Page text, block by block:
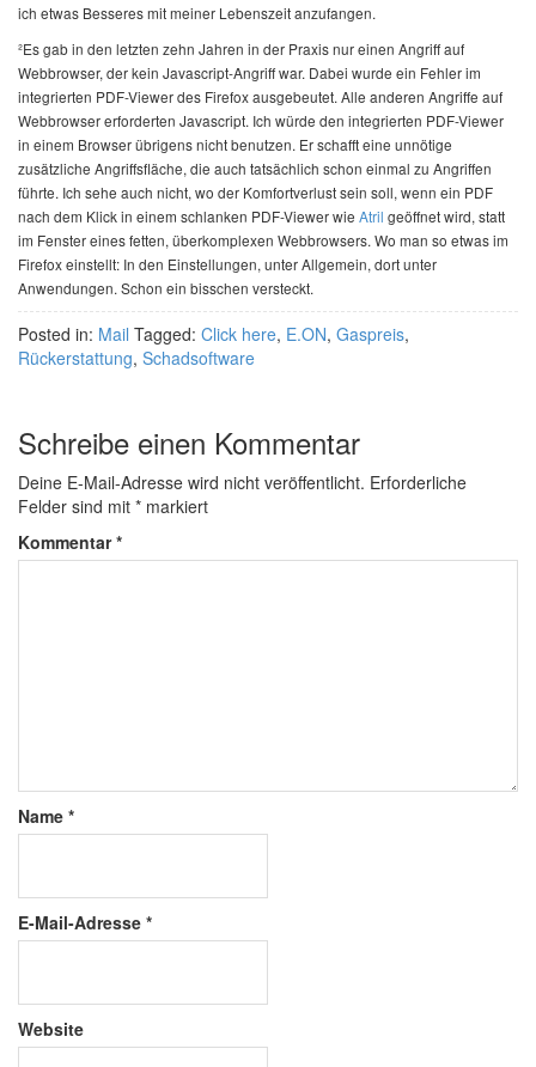
ich etwas Besseres mit meiner Lebenszeit anzufangen.
²Es gab in den letzten zehn Jahren in der Praxis nur einen Angriff auf
Webbrowser, der kein Javascript-Angriff war. Dabei wurde ein Fehler im
integrierten PDF-Viewer des Firefox ausgebeutet. Alle anderen Angriffe auf
Webbrowser erforderten Javascript. Ich würde den integrierten PDF-Viewer
in einem Browser übrigens nicht benutzen. Er schafft eine unnötige
zusätzliche Angriffsfläche, die auch tatsächlich schon einmal zu Angriffen
führte. Ich sehe auch nicht, wo der Komfortverlust sein soll, wenn ein PDF
nach dem Klick in einem schlanken PDF-Viewer wie Atril geöffnet wird, statt
im Fenster eines fetten, überkomplexen Webbrowsers. Wo man so etwas im
Firefox einstellt: In den Einstellungen, unter Allgemein, dort unter
Anwendungen. Schon ein bisschen versteckt.
Posted in: Mail Tagged: Click here, E.ON, Gaspreis,
Rückerstattung, Schadsoftware
Schreibe einen Kommentar
Deine E-Mail-Adresse wird nicht veröffentlicht. Erforderliche
Felder sind mit * markiert
Kommentar*
Name *
E-Mail-Adresse *
Website